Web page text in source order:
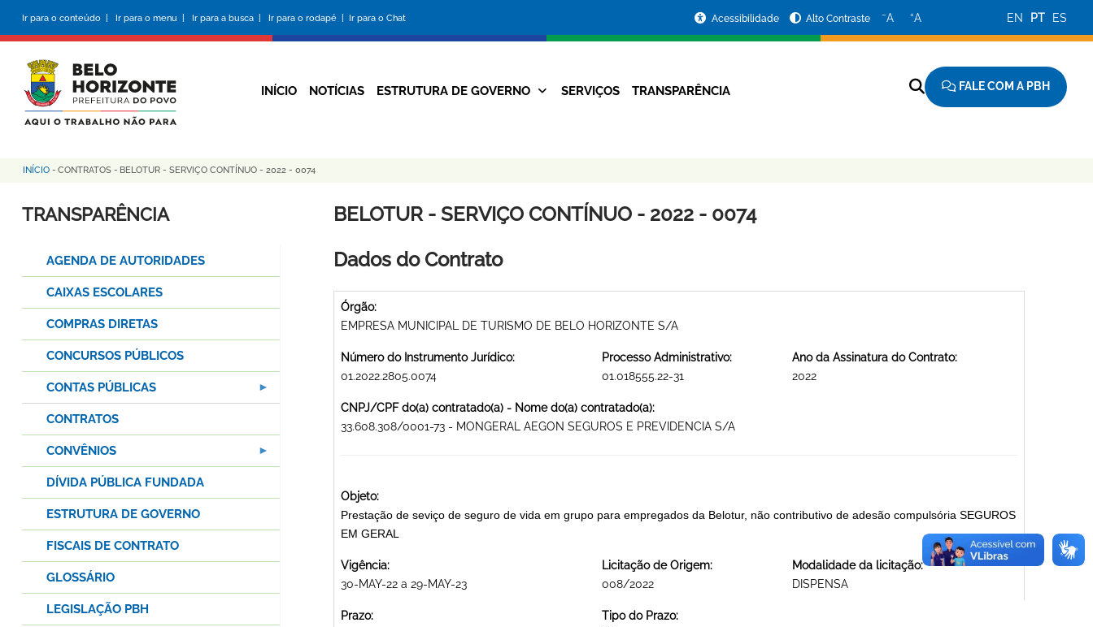
conteúdo
principal
Ir para o conteúdo | Ir para o menu | Ir para a busca | Ir para o rodapé | Ir para o Chat
da
Prefeitura
Acessibilidade Alto Contraste −A +A EN PT ES
Navegação
INÍCIO NOTÍCIAS ESTRUTURA DE GOVERNO SERVIÇOS TRANSPARÊNCIA FALE COM A PBH
Trilha
de
INÍCIO - CONTRATOS - BELOTUR - SERVIÇO CONTÍNUO - 2022 - 0074
BELOTUR - SERVIÇO CONTÍNUO - 2022 - 0074
Dados do Contrato
Órgão:
EMPRESA MUNICIPAL DE TURISMO DE BELO HORIZONTE S/A
Número do Instrumento Jurídico:
01.2022.2805.0074
Processo Administrativo:
01.018555.22-31
Ano da Assinatura do Contrato:
2022
CNPJ/CPF do(a) contratado(a) - Nome do(a) contratado(a):
33.608.308/0001-73 - MONGERAL AEGON SEGUROS E PREVIDENCIA S/A
Objeto:
Prestação de seviço de seguro de vida em grupo para empregados da Belotur, não contributivo de adesão compulsória SEGUROS
EM GERAL
Vigência:
30-MAY-22 a 29-MAY-23
Licitação de Origem:
008/2022
Modalidade da licitação:
DISPENSA
Prazo:
Tipo do Prazo:
TRANSPARÊNCIA
AGENDA DE AUTORIDADES
CAIXAS ESCOLARES
COMPRAS DIRETAS
CONCURSOS PÚBLICOS
CONTAS PÚBLICAS
CONTRATOS
CONVÊNIOS
DÍVIDA PÚBLICA FUNDADA
ESTRUTURA DE GOVERNO
FISCAIS DE CONTRATO
GLOSSÁRIO
LEGISLAÇÃO PBH